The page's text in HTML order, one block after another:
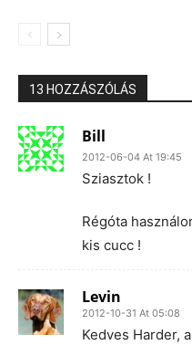
13 HOZZÁSZÓLÁS
Bill
2012-06-04 At 19:45
Sziasztok !
Régóta
kis cucc !
Levin
2012-10-31 At 05:08
Kedves Harder,